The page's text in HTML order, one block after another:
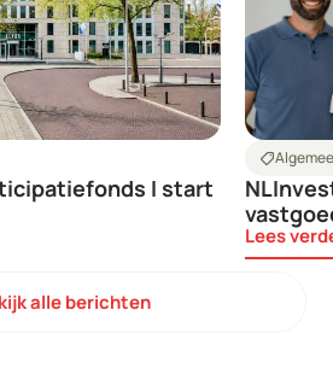
I start
shoppingmode
Lees
alle berichten